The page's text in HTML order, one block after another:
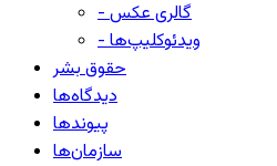
- گالری عکس
- ویدئوکلیپ‌ها
حقوق بشر
دیدگاه‌ها
پیوندها
سازمان‌ها